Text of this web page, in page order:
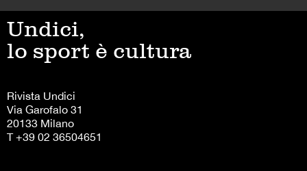
Undici,
lo sport è cultura
Rivista Undici
Via Garofalo 31
20133 Milano
T +39 02 36504651